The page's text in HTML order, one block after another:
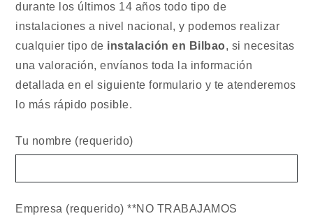
durante los últimos 14 años todo tipo de
instalaciones a nivel nacional, y podemos realizar
cualquier tipo de instalación en Bilbao, si necesitas
una valoración, envíanos toda la información
detallada en el siguiente formulario y te atenderemos
lo más rápido posible.
Tu nombre (requerido)
Empresa (requerido) **NO TRABAJAMOS